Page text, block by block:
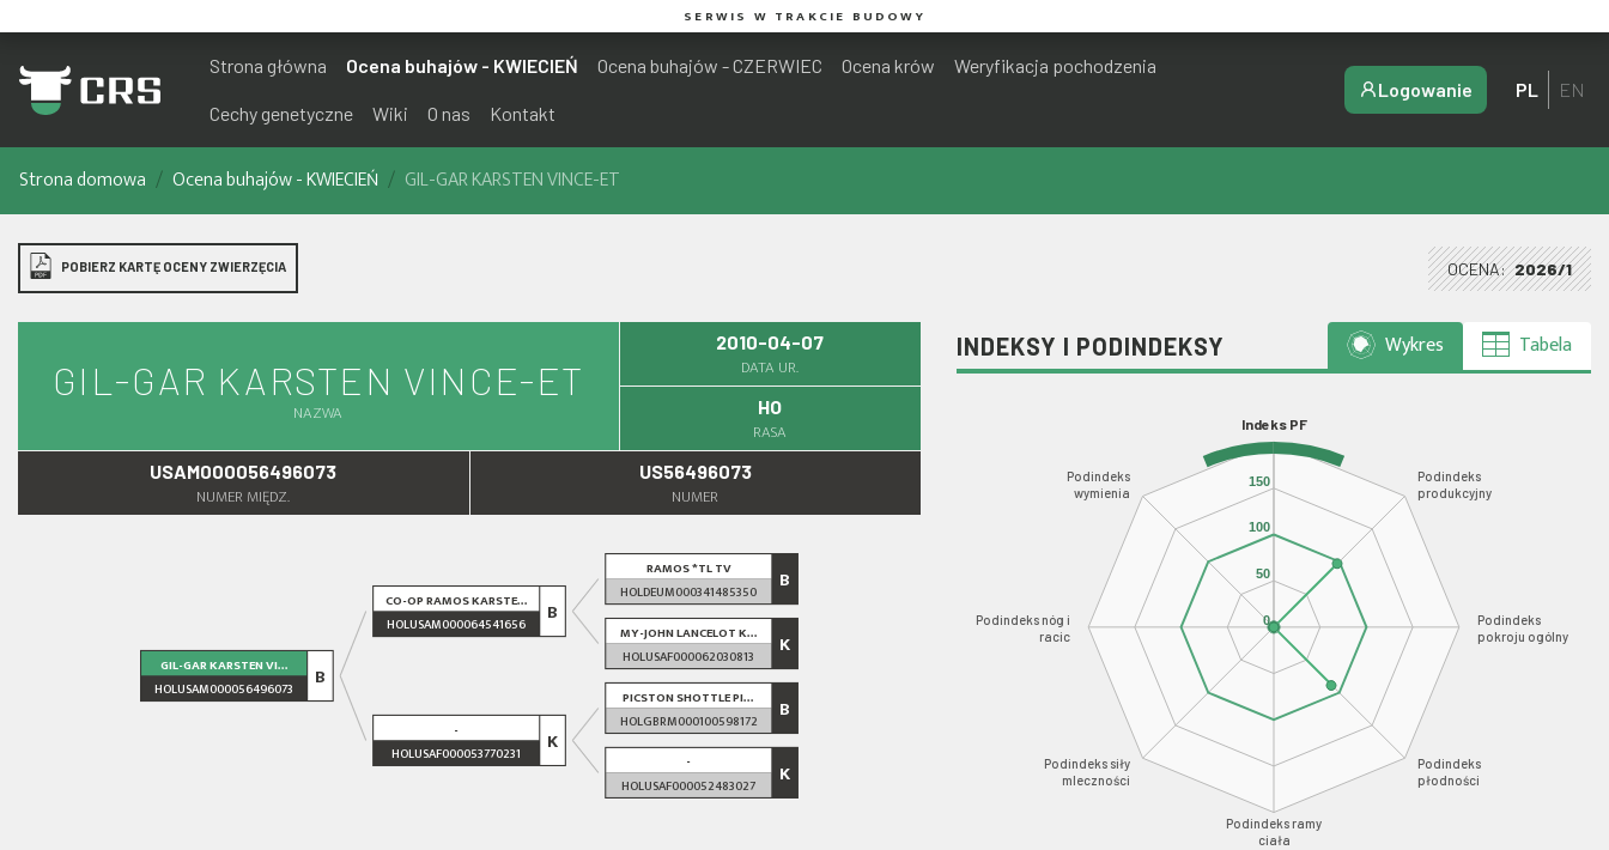
SERWIS W TRAKCIE BUDOWY
Strona główna Ocena buhajów - KWIECIEŃ Ocena buhajów - CZERWIEC Ocena krów Weryfikacja pochodzenia
Cechy genetyczne Wiki O nas Kontakt
Logowanie PL EN
Strona domowa Ocena buhajów - KWIECIEŃ GIL-GAR KARSTEN VINCE-ET
POBIERZ KARTĘ OCENY ZWIERZĘCIA OCENA: 2026/1
GIL-GAR KARSTEN VINCE-ET
NAZWA
2010-04-07
DATA UR.
HO
RASA
USAM000056496073
NUMER MIĘDZ.
US56496073
NUMER
GIL-GAR KARSTEN VI...
HOLUSAM000056496073 B
CO-OP RAMOS KARSTE...
HOLUSAM000064541656 B
-
HOLUSAF000053770231 K
RAMOS *TL TV
HOLDEUM000341485350 B
MY-JOHN LANCELOT K...
HOLUSAF000062030813 K
PICSTON SHOTTLE PI...
HOLGBRM000100598172 B
-
HOLUSAF000052483027 K
INDEKSY I PODINDEKSY Wykres Tabela
Indeks PF
Podindeks
produkcyjny
Podindeks
pokroju ogólny
Podindeks
płodności
Podindeks ramy
ciała
Podindeks siły
mleczności
Podindeks nóg i
racic
Podindeks
wymienia
0
50
100
150